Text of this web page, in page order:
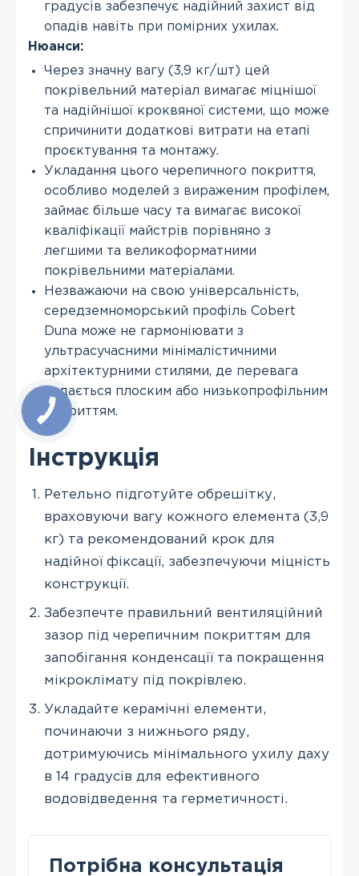
градусів забезпечує надійний захист від
опадів навіть при помірних ухилах.
Нюанси:
Через значну вагу (3,9 кг/шт) цей
покрівельний матеріал вимагає міцнішої
та надійнішої кроквяної системи, що може
спричинити додаткові витрати на етапі
проєктування та монтажу.
Укладання цього черепичного покриття,
особливо моделей з вираженим профілем,
займає більше часу та вимагає високої
кваліфікації майстрів порівняно з
легшими та великоформатними
покрівельними матеріалами.
Незважаючи на свою універсальність,
середземноморський профіль Cobert
Duna може не гармоніювати з
ультрасучасними мінімалістичними
архітектурними стилями, де перевага
надається плоским або низькопрофільним
покриттям.
Інструкція
Ретельно підготуйте обрешітку,
враховуючи вагу кожного елемента (3,9
кг) та рекомендований крок для
надійної фіксації, забезпечуючи міцність
конструкції.
Забезпечте правильний вентиляційний
зазор під черепичним покриттям для
запобігання конденсації та покращення
мікроклімату під покрівлею.
Укладайте керамічні елементи,
починаючи з нижнього ряду,
дотримуючись мінімального ухилу даху
в 14 градусів для ефективного
водовідведення та герметичності.
Потрібна консультація